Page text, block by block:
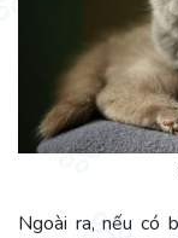
Ngoài ra, nếu có